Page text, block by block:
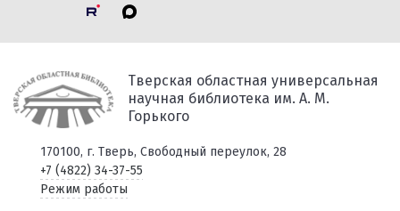
Тверская областная универсальная
научная библиотека им. А. М.
Горького
170100, г. Тверь, Свободный переулок, 28
+7 (4822) 34-37-55
Режим работы